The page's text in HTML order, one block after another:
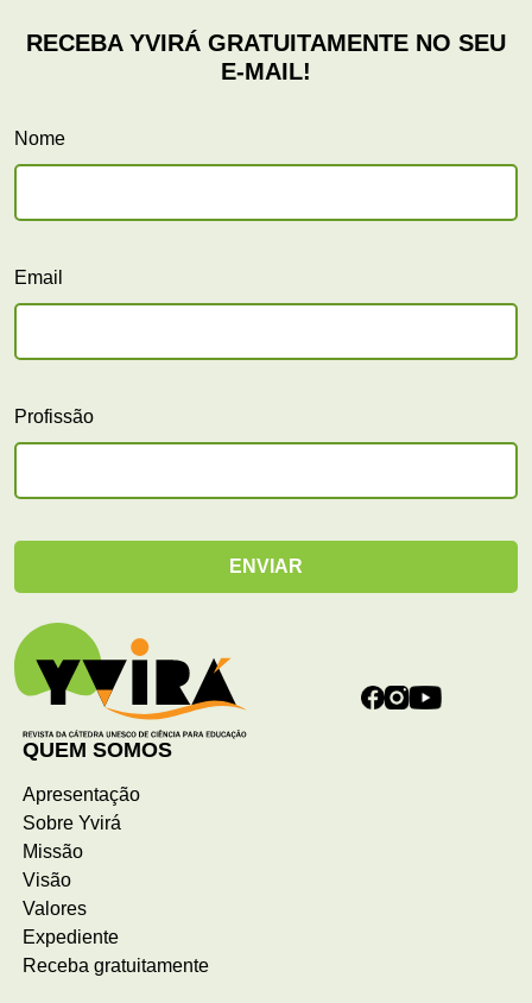
Nome
Email
Profissão
QUEM SOMOS
Apresentação
Sobre Yvirá
Missão
Visão
Valores
Expediente
Receba gratuitamente